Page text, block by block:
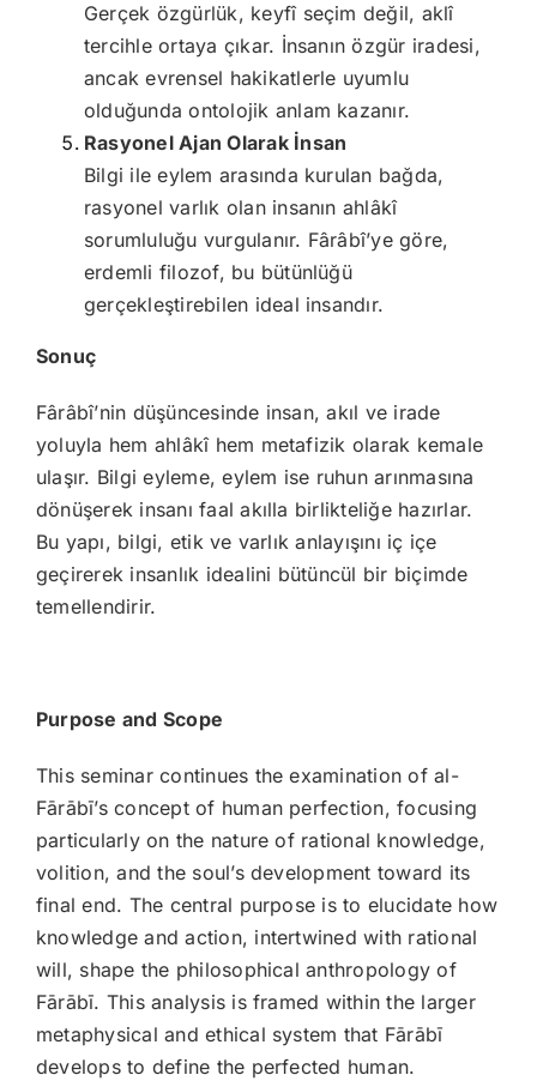
Gerçek özgürlük, keyfî seçim değil, aklî
tercihle ortaya çıkar. İnsanın özgür iradesi,
ancak evrensel hakikatlerle uyumlu
olduğunda ontolojik anlam kazanır.
Rasyonel Ajan Olarak İnsan
Bilgi ile eylem arasında kurulan bağda,
rasyonel varlık olan insanın ahlâkî
sorumluluğu vurgulanır. Fârâbî’ye göre,
erdemli filozof, bu bütünlüğü
gerçekleştirebilen ideal insandır.
Sonuç
Fârâbî’nin düşüncesinde insan, akıl ve irade
yoluyla hem ahlâkî hem metafizik olarak kemale
ulaşır. Bilgi eyleme, eylem ise ruhun arınmasına
dönüşerek insanı faal akılla birlikteliğe hazırlar.
Bu yapı, bilgi, etik ve varlık anlayışını iç içe
geçirerek insanlık idealini bütüncül bir biçimde
temellendirir.
Purpose and Scope
This seminar continues the examination of al-
Fārābī’s concept of human perfection, focusing
particularly on the nature of rational knowledge,
volition, and the soul’s development toward its
final end. The central purpose is to elucidate how
knowledge and action, intertwined with rational
will, shape the philosophical anthropology of
Fārābī. This analysis is framed within the larger
metaphysical and ethical system that Fārābī
develops to define the perfected human.